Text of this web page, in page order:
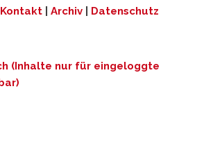
Kontakt Archiv Datenschutz
(Inhalte nur für eingeloggte